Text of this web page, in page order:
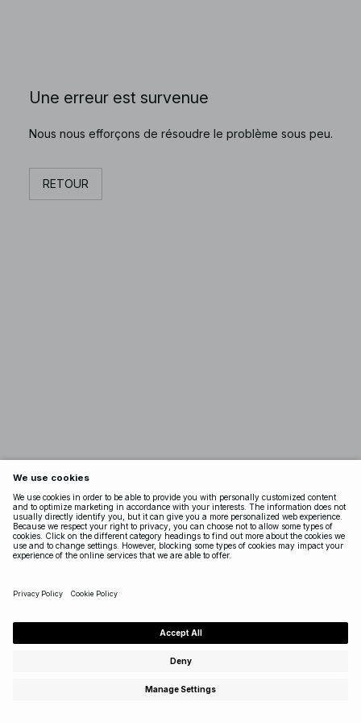
Une erreur est survenue
Nous nous efforçons de résoudre le problème sous peu.
RETOUR